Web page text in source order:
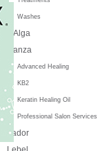
Washes
L'Alga
L'anza
Advanced Healing
KB2
Keratin Healing Oil
Professional Salon Services
Lador